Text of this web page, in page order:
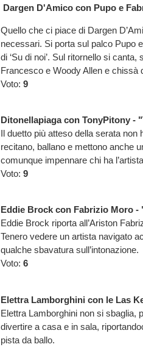
Dargen D'Amico con Pupo e
Quello che ci piace di Dargen
necessari. Si porta sul palco Pupo
di ‘Su di noi’. Sul ritornello si
Francesco e Woody Allen e chissà
Voto: 9
Ditonellapiaga con TonyPitony -
Il duetto più atteso della serata non
recitano, ballano e mettono anche
comunque impennare chi ha
Voto: 9
Eddie Brock con Fabrizio Moro -
Eddie Brock riporta all’Ariston
Tenero vedere un artista navigato
qualche sbavatura sull’intonazione.
Voto: 6
Elettra Lamborghini con le Las
Elettra Lamborghini non si sbaglia,
divertire a casa e in sala,
pista da ballo.